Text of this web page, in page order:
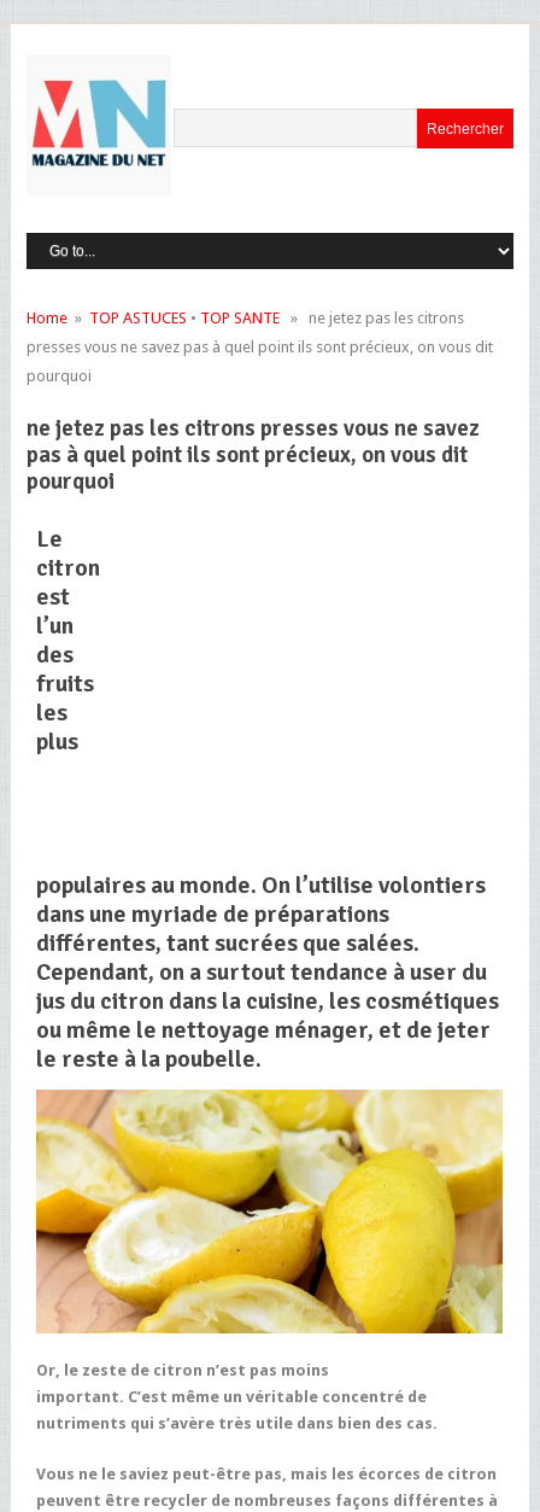
Home» TOP ASTUCES • TOP SANTE» ne jetez pas les citrons
presses vous ne savez pas à quel point ils sont précieux, on vous dit
pourquoi
ne jetez pas les citrons presses vous ne savez
pas à quel point ils sont précieux, on vous dit
pourquoi
Le
citron
est
l’un
des
fruits
les
plus
populaires au monde. On l’utilise volontiers
dans une myriade de préparations
différentes, tant sucrées que salées.
Cependant, on a surtout tendance à user du
jus du citron dans la cuisine, les cosmétiques
ou même le nettoyage ménager, et de jeter
le reste à la poubelle.
Or, le zeste de citron n’est pas moins
important. C’est même un véritable concentré de
nutriments qui s’avère très utile dans bien des cas.
Vous ne le saviez peut-être pas, mais les écorces de citron
peuvent être recycler de nombreuses façons différentes à